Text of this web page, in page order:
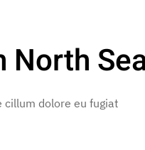
dolore eu fugiat